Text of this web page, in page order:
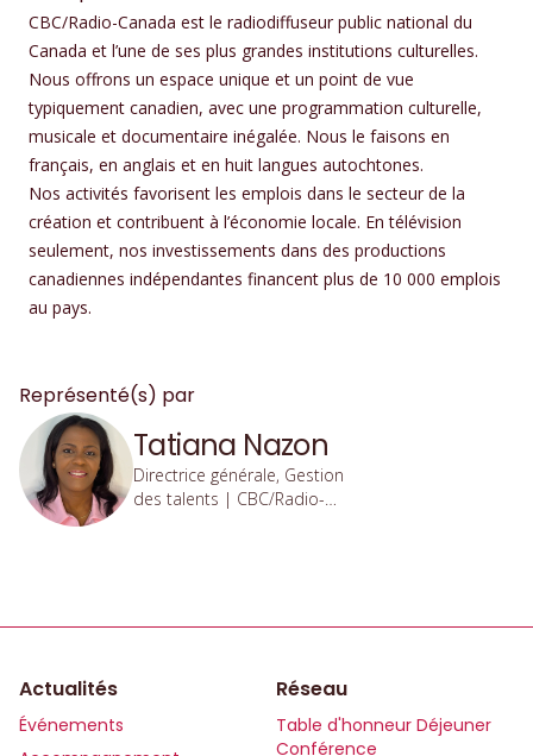
CBC/Radio-Canada est le radiodiffuseur public national du
Canada et l’une de ses plus grandes institutions culturelles.
Nous offrons un espace unique et un point de vue
typiquement canadien, avec une programmation culturelle,
musicale et documentaire inégalée. Nous le faisons en
français, en anglais et en huit langues autochtones.
Nos activités favorisent les emplois dans le secteur de la
création et contribuent à l’économie locale. En télévision
seulement, nos investissements dans des productions
canadiennes indépendantes financent plus de 10 000 emplois
au pays.
Représenté(s) par
Tatiana Nazon
Directrice générale, Gestion
des talents | CBC/Radio-
Actualités
Événements
Réseau
Table d'honneur Déjeuner
Conférence